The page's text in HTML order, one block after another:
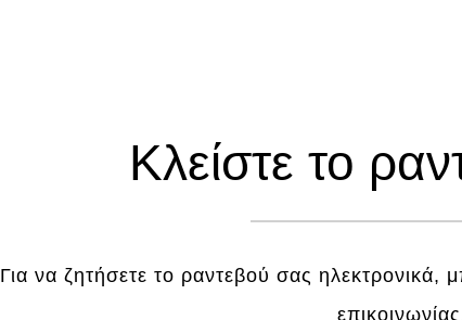
Κλείστε το
Για να ζητήσετε το ραντεβού σας